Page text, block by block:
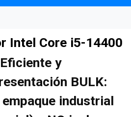
Intel Core i5-14400
y
BULK:
industrial